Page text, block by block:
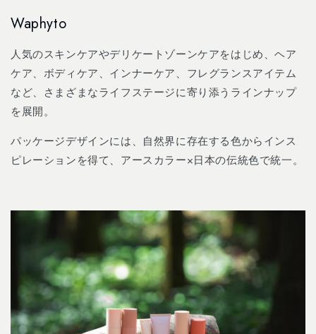
content
Waphyto
人気のスキンケアやデリケートゾーンケアをはじめ、ヘア
ケア、ボディケア、インナーケア、フレグランスアイテム
など、さまざまなライフステージに寄り添うラインナップ
を展開。
パッケージデザインには、自然界に存在する色からインス
ピレーションを得て、アースカラー×日本の伝統色で統一。